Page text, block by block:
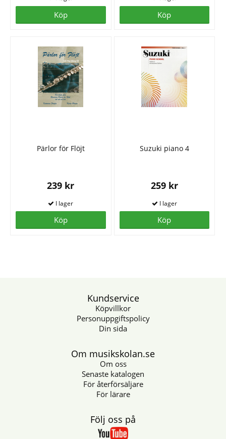
Köp Köp
Pärlor för Flöjt
239 kr
Köp
Suzuki piano 4
259 kr
Köp
Kundservice
Köpvillkor
Personuppgiftspolicy
Din sida
Om musikskolan.se
Om oss
Senaste katalogen
För återförsäljare
För lärare
Följ oss på